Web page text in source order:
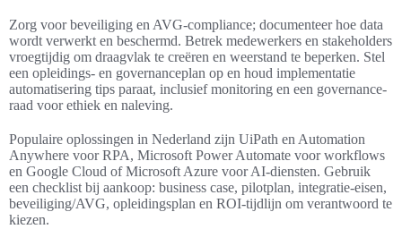
Zorg voor beveiliging en AVG-compliance; documenteer hoe data
wordt verwerkt en beschermd. Betrek medewerkers en stakeholders
vroegtijdig om draagvlak te creëren en weerstand te beperken. Stel
een opleidings- en governanceplan op en houd implementatie
automatisering tips paraat, inclusief monitoring en een governance-
raad voor ethiek en naleving.
Populaire oplossingen in Nederland zijn UiPath en Automation
Anywhere voor RPA, Microsoft Power Automate voor workflows
en Google Cloud of Microsoft Azure voor AI-diensten. Gebruik
een checklist bij aankoop: business case, pilotplan, integratie-eisen,
beveiliging/AVG, opleidingsplan en ROI-tijdlijn om verantwoord te
kiezen.